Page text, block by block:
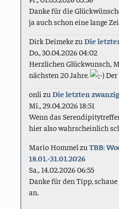
Danke für die
ja auch schon eine lange
Dirk DeimekezuDie
Do., 30.04.2026 04:02
Herzlichen Glückwunsch,
nächsten 20 Jahre.
onli zuDie letzten
Mi., 29.04.2026 18:51
Wenn das
hier also wahrscheinlich
Mario Hommel zuTBB:
18.01.-31.01.2026
Sa., 14.02.2026 06:55
Danke für den Tipp,
an.